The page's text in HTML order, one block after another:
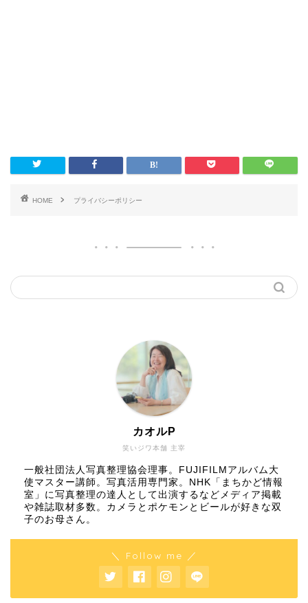
HOME プライバシーポリシー
笑いジワ本舗 主宰
カオルP
一般社団法人写真整理協会理事。FUJIFILMアルバム大
使マスター講師。写真活用専門家。NHK「まちかど情報
室」に写真整理の達人として出演するなどメディア掲載
や雑誌取材多数。カメラとポケモンとビールが好きな双
子のお母さん。
＼ Follow me ／